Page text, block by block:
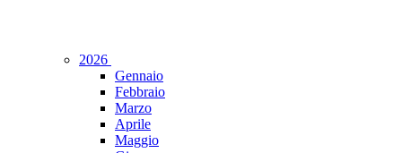
2026
Gennaio
Febbraio
Marzo
Aprile
Maggio